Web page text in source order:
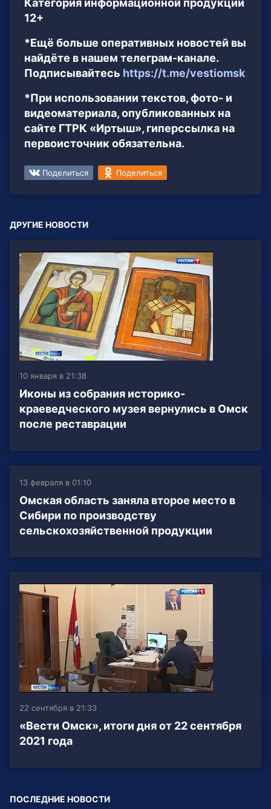
Категория информационной продукции
12+
*Ещё больше оперативных новостей вы
найдёте в нашем телеграм-канале.
Подписывайтесь https://t.me/vestiomsk
*При использовании текстов, фото- и
видеоматериала, опубликованных на
сайте ГТРК «Иртыш», гиперссылка на
первоисточник обязательна.
Поделиться Поделиться
ДРУГИЕ НОВОСТИ
10 января в 21:38
Иконы из собрания историко-
краеведческого музея вернулись в Омск
после реставрации
13 февраля в 01:10
Омская область заняла второе место в
Сибири по производству
сельскохозяйственной продукции
22 сентября в 21:33
«Вести Омск», итоги дня от 22 сентября
2021 года
ПОСЛЕДНИЕ НОВОСТИ